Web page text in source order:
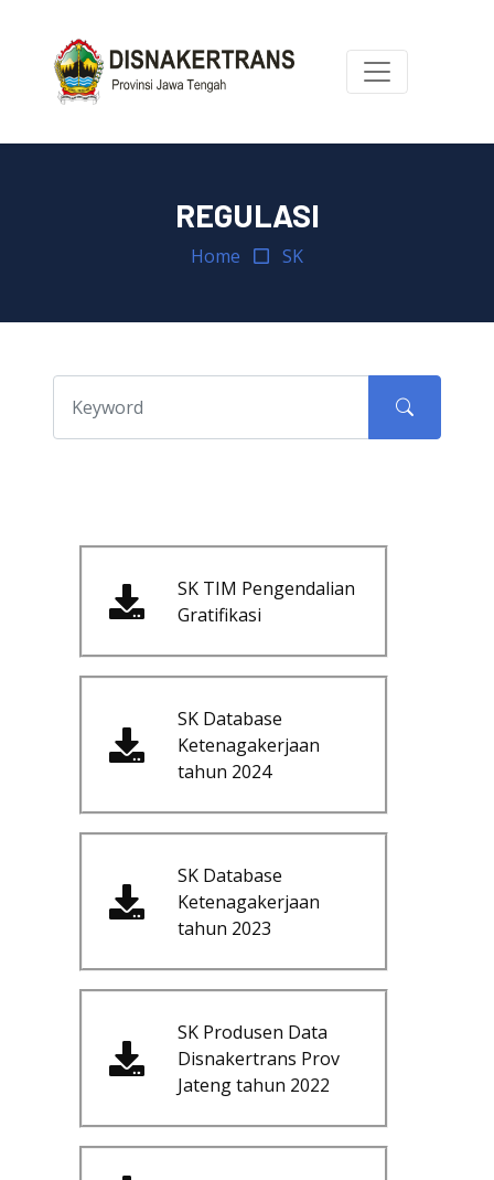
REGULASI
Home SK
SK TIM Pengendalian
Gratifikasi
SK Database
Ketenagakerjaan
tahun 2024
SK Database
Ketenagakerjaan
tahun 2023
SK Produsen Data
Disnakertrans Prov
Jateng tahun 2022